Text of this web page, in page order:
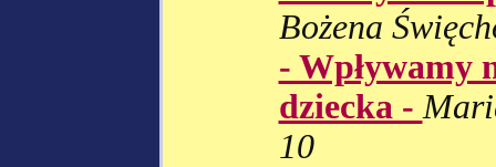
Bożena
- Wpływamy
dziecka -
10